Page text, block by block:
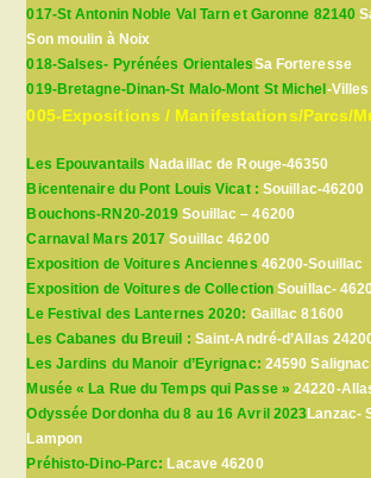
017-St Antonin Noble Val Tarn et Garonne 82140
Son moulin à Noix
018-Salses- Pyrénées OrientalesSa Forteresse
019-Bretagne-Dinan-St Malo-Mont St Michel -
005-Expositions / Manifestations/Parcs/
Les Epouvantails Nadaillac de Rouge-46350
Bicentenaire du Pont Louis Vicat : Souillac-46200
Bouchons-RN20-2019Souillac – 46200
Carnaval Mars 2017 Souillac 46200
Exposition de Voitures Anciennes 46200-Souillac
Exposition de Voitures de Collection Souillac-
Le Festival des Lanternes 2020: Gaillac 81600
Les Cabanes du Breuil : Saint-André-d’Allas
Les Jardins du Manoir d’Eyrignac: 24590
Musée « La Rue du Temps qui Passe » 24220-
Odyssée Dordonha du 8 au 16 Avril 2023Lanzac-
Lampon
Préhisto-Dino-Parc: Lacave 46200